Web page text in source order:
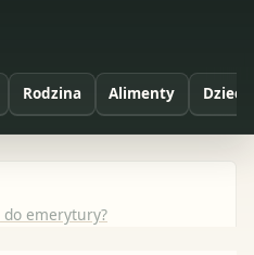
Rodzina Alimenty Dzieci
do emerytury?